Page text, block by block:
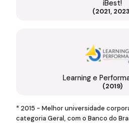
iBest!
(2021,
Learning e
(2019)
* 2015 - Melhor universidade
categoria Geral, com o Banco do